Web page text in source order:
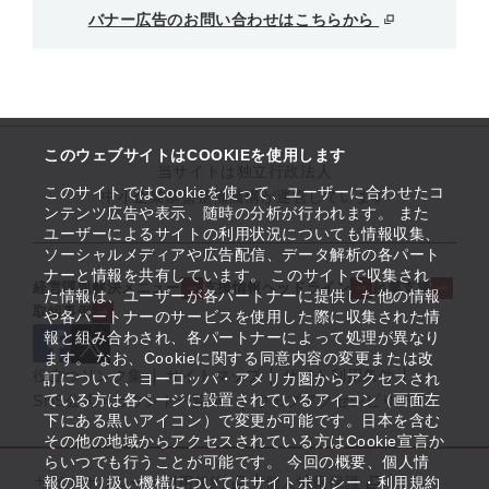
このウェブサイトはCOOKIEを使用します
このサイトではCookieを使って、ユーザーに合わせたコ
ンテンツ広告や表示、随時の分析が行われます。 また
ユーザーによるサイトの利用状況についても情報収集、
ソーシャルメディアや広告配信、データ解析の各パート
ナーと情報を共有しています。 このサイトで収集され
た情報は、ユーザーが各パートナーに提供した他の情報
や各パートナーのサービスを使用した際に収集された情
報と組み合わされ、各パートナーによって処理が異なり
ます。 なお、Cookieに関する同意内容の変更または改
訂について、ヨーロッパ・アメリカ圏からアクセスされ
ている方は各ページに設置されているアイコン（画面左
下にある黒いアイコン）で変更が可能です。日本を含む
その他の地域からアクセスされている方はCookie宣言か
らいつでも行うことが可能です。 今回の概要、個人情
報の取り扱い機構についてはサイトポリシー・利用規約
バナー広告のお問い合わせはこちらから
中小企業基盤整備機構が運営しています
経営課題解決メニュー 支援情報ヘッドライン
起業支援
取組事例
役立つリンク集 サイトマップ
サイト利用条件
SNS公式アカウント一覧
ウェブアクセシビリティ
サイトポリシー・利用規約 個人情報保護